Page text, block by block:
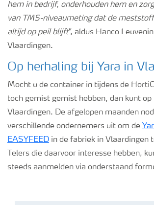
hem in bedrijf, onderhouden hem en
van TMS-niveaumeting dat de
altijd op peil blijft”, aldus Hanco
Vlaardingen.
Op herhaling bij Yara in
Mocht u de container in tijdens de
toch gemist gemist hebben, dan kunt op
Vlaardingen. De afgelopen maanden
verschillende ondernemers uit om de
EASYFEED in de fabriek in Vlaardingen
Telers die daarvoor interesse hebben,
steeds aanmelden via onderstaand